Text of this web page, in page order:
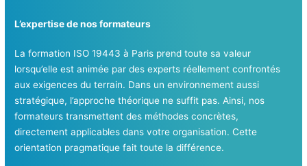
L’expertise de nos formateurs
La formation ISO 19443 à Paris prend toute sa valeur
lorsqu’elle est animée par des experts réellement confrontés
aux exigences du terrain. Dans un environnement aussi
stratégique, l’approche théorique ne suffit pas. Ainsi, nos
formateurs transmettent des méthodes concrètes,
directement applicables dans votre organisation. Cette
orientation pragmatique fait toute la différence.